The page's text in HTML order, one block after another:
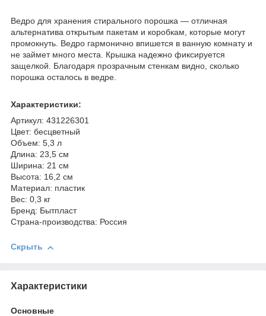
Ведро для хранения стирального порошка — отличная
альтернатива открытым пакетам и коробкам, которые могут
промокнуть. Ведро гармонично впишется в ванную комнату и
не займет много места. Крышка надежно фиксируется
защелкой. Благодаря прозрачным стенкам видно, сколько
порошка осталось в ведре.
Характеристики:
Артикул: 431226301
Цвет: бесцветный
Объем: 5,3 л
Длина: 23,5 см
Ширина: 21 см
Высота: 16,2 см
Материал: пластик
Вес: 0,3 кг
Бренд: Бытпласт
Страна-производства: Россия
Скрыть
Характеристики
Основные